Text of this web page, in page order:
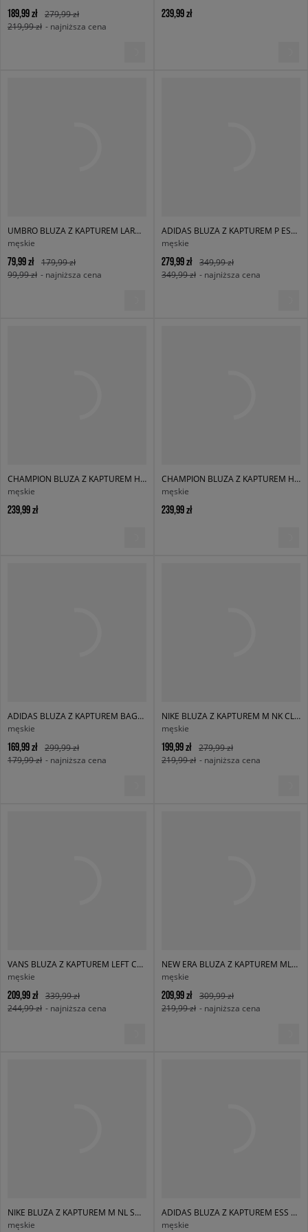
189,99 zł
279,99 zł
219,99 zł - najniższa cena
239,99 zł
UMBRO BLUZA Z KAPTUREM LARGE LOGO
męskie
79,99 zł
179,99 zł
99,99 zł - najniższa cena
ADIDAS BLUZA Z KAPTUREM P ESS HD
męskie
279,99 zł
349,99 zł
349,99 zł - najniższa cena
CHAMPION BLUZA Z KAPTUREM HOODED SWEATSHIRT
męskie
239,99 zł
CHAMPION BLUZA Z KAPTUREM HOODED SWEATSHIRT
męskie
239,99 zł
ADIDAS BLUZA Z KAPTUREM BAGGY HOODIE
męskie
169,99 zł
299,99 zł
179,99 zł - najniższa cena
NIKE BLUZA Z KAPTUREM M NK CLUB BB PO HOODIE
męskie
199,99 zł
279,99 zł
219,99 zł - najniższa cena
VANS BLUZA Z KAPTUREM LEFT CHEST II LOOSE PO
męskie
209,99 zł
339,99 zł
244,99 zł - najniższa cena
NEW ERA BLUZA Z KAPTUREM MLB PENNANT NYY NEW YORK YANKEES
męskie
209,99 zł
309,99 zł
219,99 zł - najniższa cena
NIKE BLUZA Z KAPTUREM M NL SOLO SWSH BB PO HOODIE
męskie
ADIDAS BLUZA Z KAPTUREM ESS HD
męskie